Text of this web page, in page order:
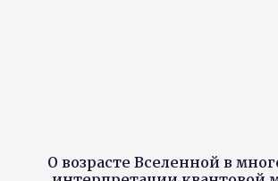
Третьей Майамской международной